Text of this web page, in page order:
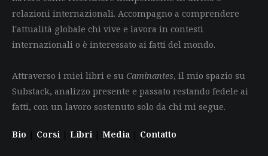
relazioni internazionali. Accompagno a comprendere
l'attualità globale chi vive e lavora in contesti
internazionali o è interessato ai fatti del mondo.
Attraverso i miei libri e su Caminantes, il mio spazio su
Substack, analizzo presente e passato restando fedele ai
fatti, con un lavoro sostenuto solo da chi mi segue.
Bio | Corsi | Libri | Media | Contatto